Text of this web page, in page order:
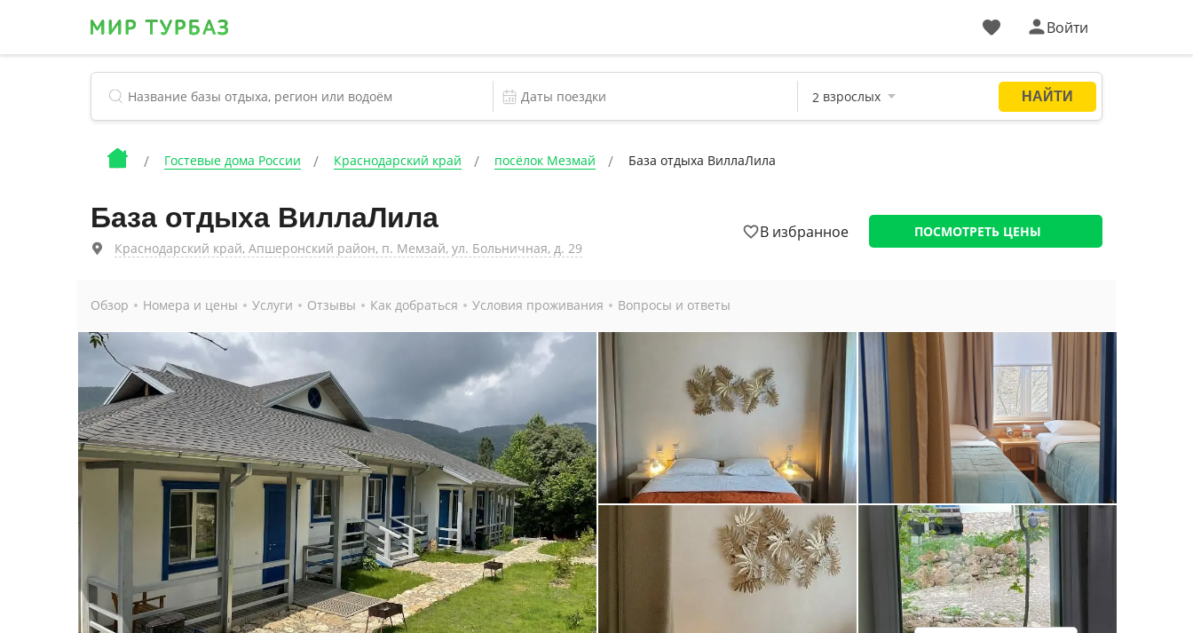
Войти
Гостевые дома России Краснодарский край посёлок Мезмай База отдыха ВиллаЛила
База отдыха ВиллаЛила
Краснодарский край, Апшеронский район, п. Мемзай, ул. Больничная, д. 29
В избранное ПОСМОТРЕТЬ ЦЕНЫ
Обзор Номера и цены Услуги Отзывы Как добраться Условия проживания Вопросы и ответы